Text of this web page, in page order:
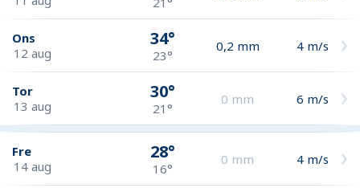
Ons
12 aug
34°
23°
0,2 mm 4 m/s
Tor
13 aug
30°
21°
0 mm 6 m/s
Fre
14 aug
28°
16°
0 mm 4 m/s